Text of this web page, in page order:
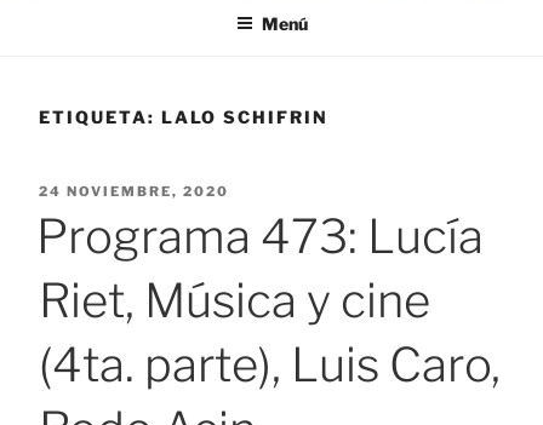
Menú
ETIQUETA: LALO SCHIFRIN
PUBLICADO
24 NOVIEMBRE, 2020
Programa 473: Lucía
Riet, Música y cine
(4ta. parte), Luis Caro,